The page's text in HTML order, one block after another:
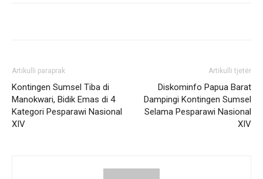
Artikulli paraprak
Kontingen Sumsel Tiba di
Manokwari, Bidik Emas di 4
Kategori Pesparawi Nasional
XIV
Artikulli tjetër
Diskominfo Papua Barat
Dampingi Kontingen Sumsel
Selama Pesparawi Nasional
XIV